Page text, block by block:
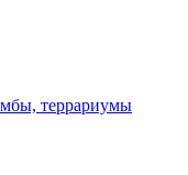
террариумы